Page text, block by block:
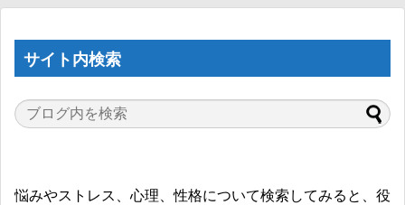
サイト内検索
悩みやストレス、心理、性格について検索してみると、役